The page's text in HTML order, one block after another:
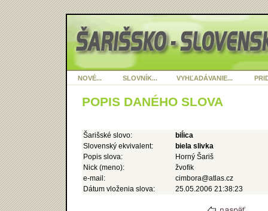
NOVÉ... SLOVNÍK... VYHĽADÁVANIE...
POPIS DANÉHO SLOVA
Šarišské slovo:
biĺica
Slovenský ekvivalent:
biela slivka
Popis slova:
Horný Šariš
Nick (meno):
žvofik
e-mail:
cimbora@atlas.cz
Dátum vloženia slova:
25.05.2006 21:38:23